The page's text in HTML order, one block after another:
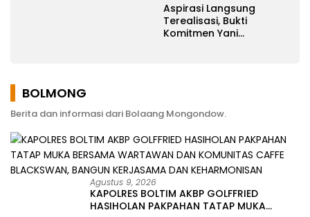
Aspirasi Langsung
Terealisasi, Bukti
Komitmen Yani
BOLMONG
Berita dan informasi dari Bolaang Mongondow.
Agustus 9, 2026
KAPOLRES BOLTIM AKBP GOLFFRIED
HASIHOLAN PAKPAHAN TATAP MUKA